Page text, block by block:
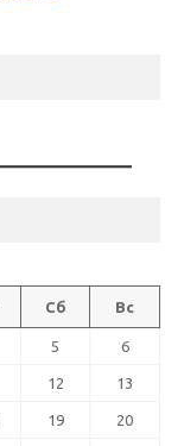
Сб Вс
5 6
12 13
19 20